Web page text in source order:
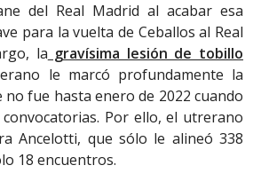
del Real Madrid al acabar esa
para la vuelta de Ceballos al Real
la gravísima lesión de tobillo
le marcó profundamente la
fue hasta enero de 2022 cuando
Por ello, el utrerano
Ancelotti, que sólo le alineó 338
18 encuentros.